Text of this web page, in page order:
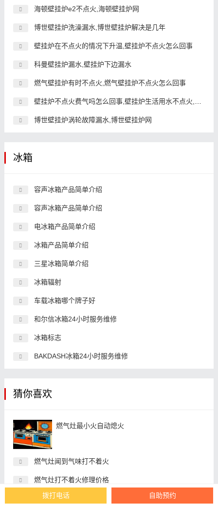
海顿壁挂炉e2不点火,海顿壁挂炉网
博世壁挂炉洗澡漏水,博世壁挂炉解决是几年
壁挂炉在不点火的情况下升温,壁挂炉不点火怎么回事
科曼壁挂炉漏水,壁挂炉下边漏水
燃气壁挂炉有时不点火,燃气壁挂炉不点火怎么回事
壁挂炉不点火费气吗怎么回事,壁挂炉生活用水不点火,但暖气正
博世壁挂炉涡轮故障漏水,博世壁挂炉网
冰箱
容声冰箱产品简单介绍
容声冰箱产品简单介绍
电冰箱产品简单介绍
冰箱产品简单介绍
三星冰箱简单介绍
冰箱辐射
车载冰箱哪个牌子好
和尔信冰箱24小时服务维修
冰箱标志
BAKDASH冰箱24小时服务维修
猜你喜欢
燃气灶最小火自动熄火
燃气灶闻到气味打不着火
燃气灶打不着火修理价格
燃气灶点不着火解决
拨打电话 自助预约